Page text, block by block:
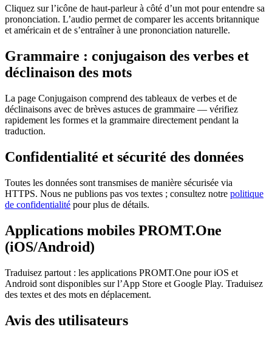
Cliquez sur l’icône de haut-parleur à côté d’un mot pour entendre sa
prononciation. L’audio permet de comparer les accents britannique
et américain et de s’entraîner à une prononciation naturelle.
Grammaire : conjugaison des verbes et
déclinaison des mots
La page Conjugaison comprend des tableaux de verbes et de
déclinaisons avec de brèves astuces de grammaire — vérifiez
rapidement les formes et la grammaire directement pendant la
traduction.
Confidentialité et sécurité des données
Toutes les données sont transmises de manière sécurisée via
HTTPS. Nous ne publions pas vos textes ; consultez notre politique
de confidentialité pour plus de détails.
Applications mobiles PROMT.One
(iOS/Android)
Traduisez partout : les applications PROMT.One pour iOS et
Android sont disponibles sur l’App Store et Google Play. Traduisez
des textes et des mots en déplacement.
Avis des utilisateurs